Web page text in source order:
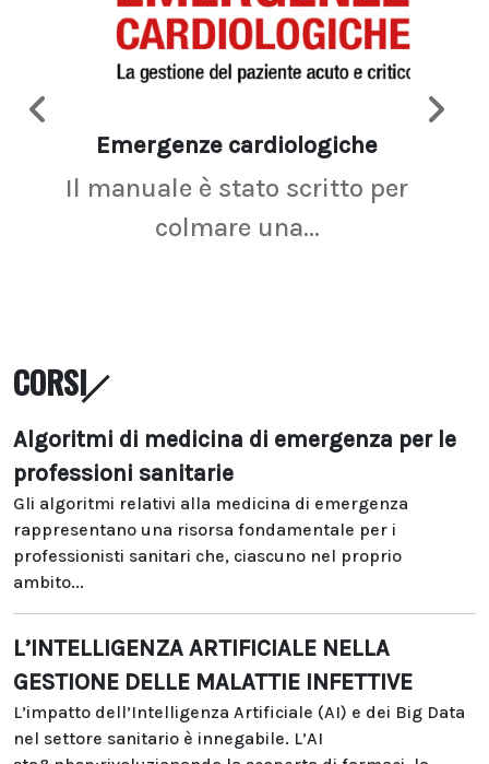
Emergenze cardiologiche
Il manuale è stato scritto per
colmare una...
CORSI
Algoritmi di medicina di emergenza per le
professioni sanitarie
Gli algoritmi relativi alla medicina di emergenza
rappresentano una risorsa fondamentale per i
professionisti sanitari che, ciascuno nel proprio
ambito...
L’INTELLIGENZA ARTIFICIALE NELLA
GESTIONE DELLE MALATTIE INFETTIVE
L’impatto dell’Intelligenza Artificiale (AI) e dei Big Data
nel settore sanitario è innegabile. L’AI